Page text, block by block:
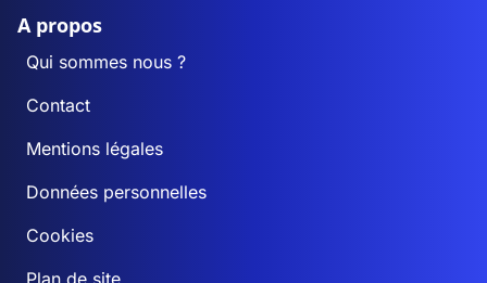
A propos
Qui sommes nous ?
Contact
Mentions légales
Données personnelles
Cookies
Plan de site